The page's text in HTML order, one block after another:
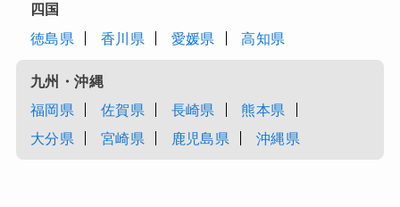
四国
徳島県
香川県 愛媛県 高知県
九州・沖縄
福岡県
佐賀県 長崎県
熊本県
大分県
宮崎県 鹿児島県 沖縄県